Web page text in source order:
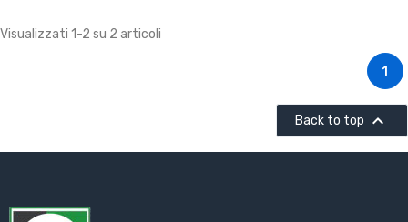
Visualizzati 1-2 su 2 articoli
1
Back to top 